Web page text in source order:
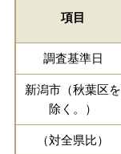
項目
調査基準日
新潟市（秋葉区を
除く。）
（対全県比）